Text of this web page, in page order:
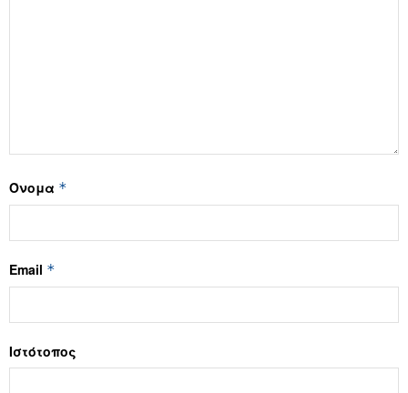
Όνομα *
Email *
Ιστότοπος